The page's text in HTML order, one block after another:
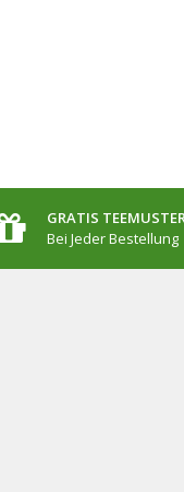
GRATIS
Bei Jeder Bestellung